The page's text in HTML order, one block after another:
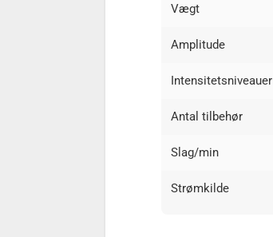
Vægt
Amplitude
Intensitetsniveauer
Antal tilbehør
Slag/min
Strømkilde